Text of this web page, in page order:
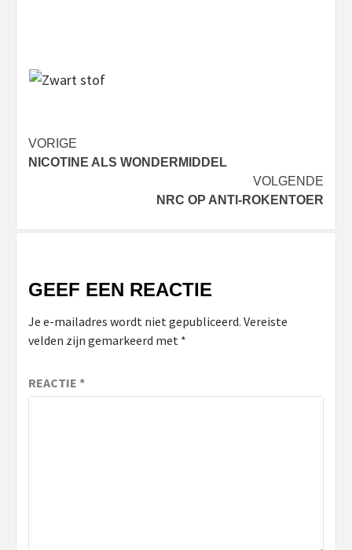
Bericht
navigatie
VORIGE
NICOTINE ALS WONDERMIDDEL
VOLGENDE
NRC OP ANTI-ROKENTOER
GEEF EEN REACTIE
Je e-mailadres wordt niet gepubliceerd. Vereiste
velden zijn gemarkeerd met *
REACTIE *